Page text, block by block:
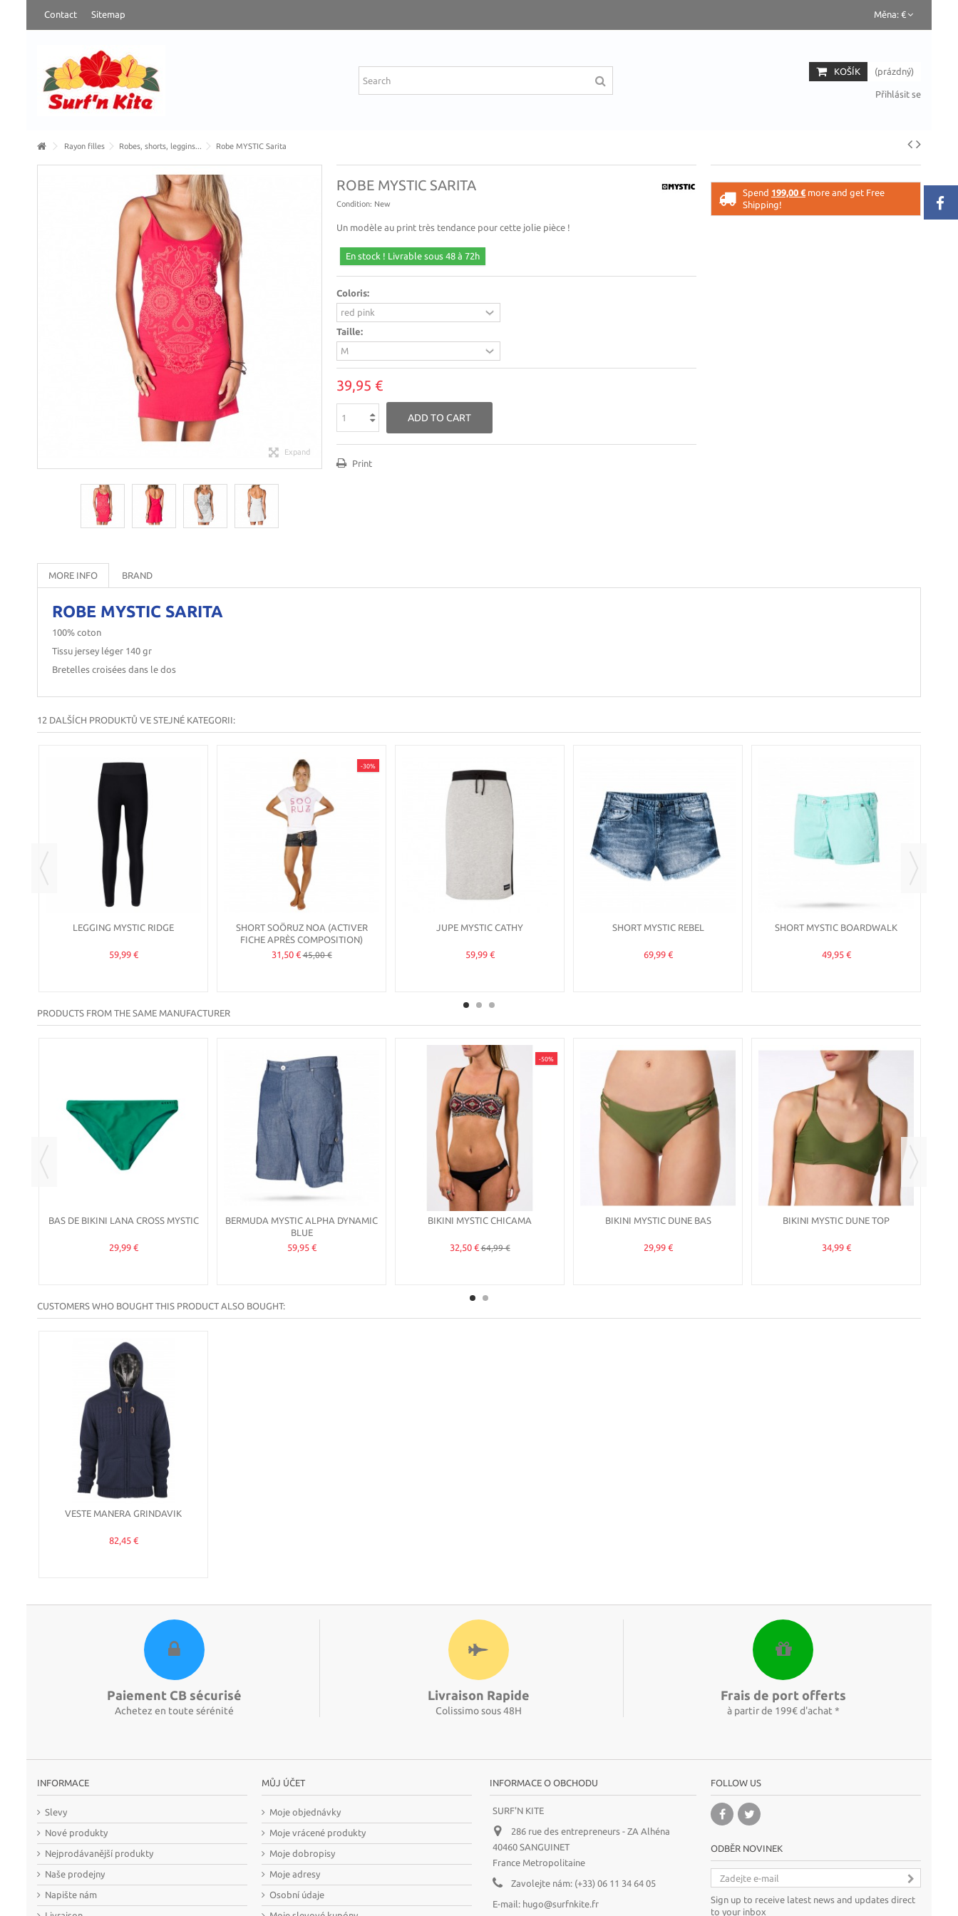
Měna: €
Contact Sitemap
KOŠÍK (prázdný)
Přihlásit se
Rayon filles Robes, shorts, leggins... Robe MYSTIC Sarita
Expand
ROBE MYSTIC SARITA
Condition: New
Un modèle au print très tendance pour cette jolie pièce !
En stock ! Livrable sous 48 à 72h
Coloris:
Taille:
39,95 €
ADD TO CART
Print
Spend 199,00 €more and get Free
Shipping!
MORE INFO BRAND
ROBE MYSTIC SARITA
100% coton
Tissu jersey léger 140 gr
Bretelles croisées dans le dos
12 DALŠÍCH PRODUKTŮ VE STEJNÉ KATEGORII:
LEGGING MYSTIC RIDGE
59,99 €
-30%
SHORT SOÖRUZ NOA (ACTIVER
FICHE APRÈS COMPOSITION)
31,50 €45,00 €
JUPE MYSTIC CATHY
59,99 €
SHORT MYSTIC REBEL
69,99 €
SHORT MYSTIC BOARDWALK
49,95 €
PRODUCTS FROM THE SAME MANUFACTURER
BAS DE BIKINI LANA CROSS MYSTIC
29,99 €
BERMUDA MYSTIC ALPHA DYNAMIC
BLUE
59,95 €
-50%
BIKINI MYSTIC CHICAMA
32,50 €64,99 €
BIKINI MYSTIC DUNE BAS
29,99 €
BIKINI MYSTIC DUNE TOP
34,99 €
CUSTOMERS WHO BOUGHT THIS PRODUCT ALSO BOUGHT:
VESTE MANERA GRINDAVIK
82,45 €
Paiement CB sécurisé
Achetez en toute sérénité
Livraison Rapide
Colissimo sous 48H
Frais de port offerts
à partir de 199€ d'achat *
INFORMACE
Slevy
Nové produkty
Nejprodávanější produkty
Naše prodejny
Napište nám
MŮJ ÚČET
Moje objednávky
Moje vrácené produkty
Moje dobropisy
Moje adresy
Osobní údaje
INFORMACE O OBCHODU
SURF'N KITE
286 rue des entrepreneurs - ZA Alhéna
40460 SANGUINET
France Metropolitaine
Zavolejte nám: (+33) 06 11 34 64 05
E-mail: hugo@surfnkite.fr
FOLLOW US
ODBĚR NOVINEK
Sign up to receive latest news and updates direct
to your inbox